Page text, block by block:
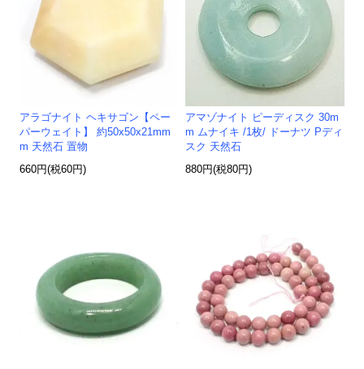
アラゴナイト ヘキサゴン【ペー
パーウェイト】 約50x50x21mm
m 天然石 置物
660円(税60円)
アマゾナイト ピーディスク 30m
m ムナイキ /1枚/ ドーナツ Pディ
スク 天然石
880円(税80円)